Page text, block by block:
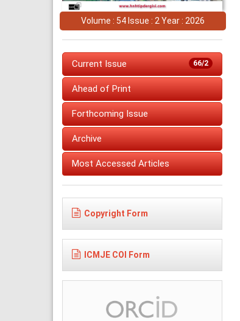
Volume : 54 Issue : 2 Year : 2026
66/2
Current Issue
Ahead of Print
Forthcoming Issue
Archive
Most Accessed Articles
Copyright Form
ICMJE COI Form